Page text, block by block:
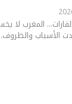
المغرب لا
الأسباب